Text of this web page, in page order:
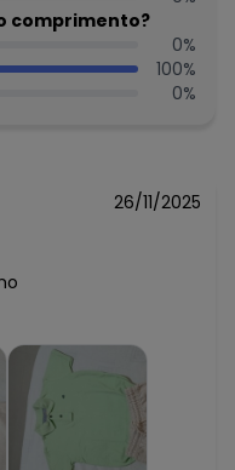
R$ 74,95
N/D*
N/D*
comprimento?
0%
100%
0%
26/11/2025